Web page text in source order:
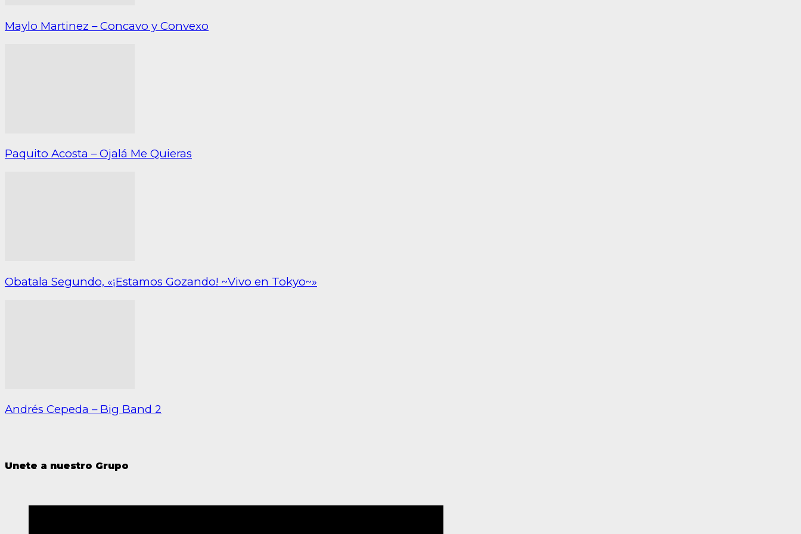
Maylo Martinez – Concavo y Convexo
Paquito Acosta – Ojalá Me Quieras
Obatala Segundo, «¡Estamos Gozando! ~Vivo en Tokyo~»
Andrés Cepeda – Big Band 2
Unete a nuestro Grupo